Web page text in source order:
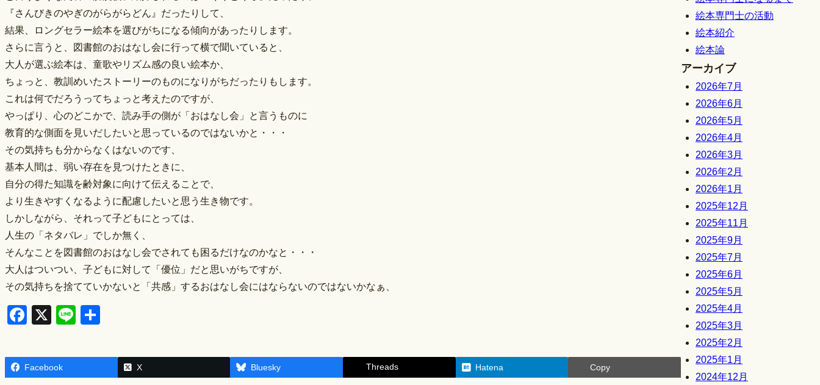
『さんびきのやぎのがらがらどん』だったりして、
結果、ロングセラー絵本を選びがちになる傾向があったりします。
さらに言うと、図書館のおはなし会に行って横で聞いていると、
大人が選ぶ絵本は、童歌やリズム感の良い絵本か、
ちょっと、教訓めいたストーリーのものになりがちだったりもします。
これは何でだろうってちょっと考えたのですが、
やっぱり、心のどこかで、読み手の側が「おはなし会」と言うものに
教育的な側面を見いだしたいと思っているのではないかと・・・
その気持ちも分からなくはないのです、
基本人間は、弱い存在を見つけたときに、
自分の得た知識を齢対象に向けて伝えることで、
より生きやすくなるように配慮したいと思う生き物です。
しかしながら、それって子どもにとっては、
人生の「ネタバレ」でしか無く、
そんなことを図書館のおはなし会でされても困るだけなのかなと・・・
大人はついつい、子どもに対して「優位」だと思いがちですが、
その気持ちを捨てていかないと「共感」するおはなし会にはならないのではないかなぁ、
F
c
e
X
Li
e
ar
e
Facebook X Bluesky Threads Hatena Copy
絵本専門士の活動
絵本紹介
絵本論
アーカイブ
2026年7月
2026年6月
2026年5月
2026年4月
2026年3月
2026年2月
2026年1月
2025年12月
2025年11月
2025年9月
2025年7月
2025年6月
2025年5月
2025年4月
2025年3月
2025年2月
2025年1月
2024年12月